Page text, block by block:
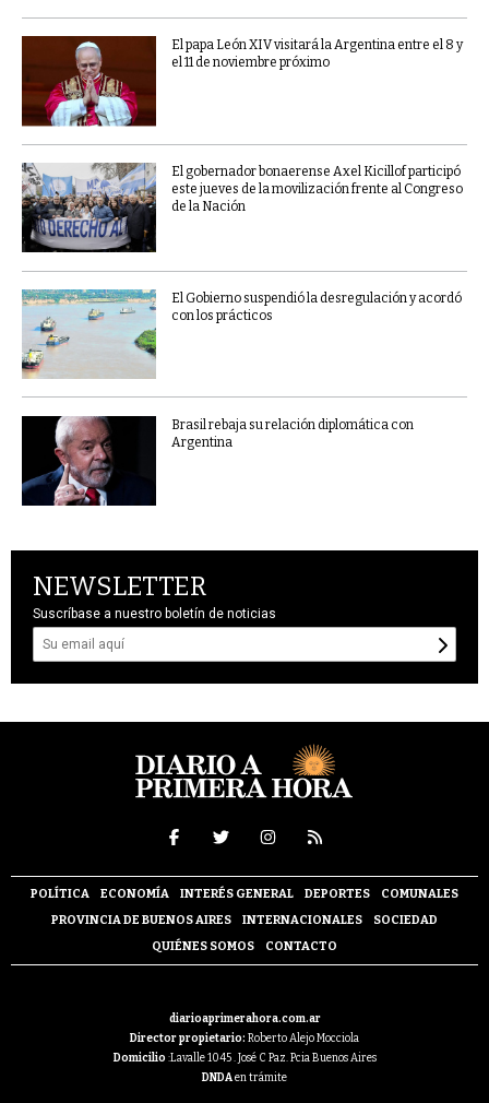
El papa León XIV visitará la Argentina entre el 8 y
el 11 de noviembre próximo
El gobernador bonaerense Axel Kicillof participó
este jueves de la movilización frente al Congreso
de la Nación
El Gobierno suspendió la desregulación y acordó
con los prácticos
Brasil rebaja su relación diplomática con
Argentina
NEWSLETTER
Suscríbase a nuestro boletín de noticias
POLÍTICA ECONOMÍA INTERÉS GENERAL DEPORTES
COMUNALES
PROVINCIA DE BUENOS AIRES
INTERNACIONALES
SOCIEDAD
QUIÉNES SOMOS
CONTACTO
diarioaprimerahora.com.ar
Director propietario: Roberto Alejo Mocciola
Domicilio :Lavalle 1045 . José C Paz. Pcia Buenos Aires
DNDAen trámite